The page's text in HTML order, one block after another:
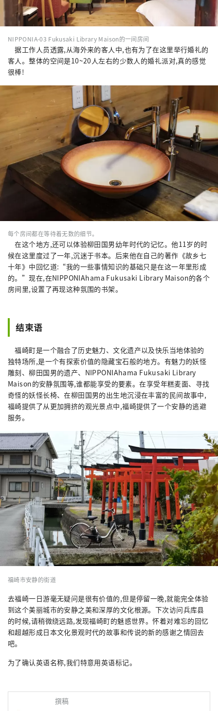
NIPPONIA-03 Fukusaki Library Maison的一间房间
据工作人员透露,从海外来的客人中,也有为了在这里举行婚礼的
客人。整体的空间是10~20人左右的少数人的婚礼派对,真的感觉
很棒!
每个房间都在等待着无数的细节。
在这个地方,还可以体验柳田国男幼年时代的记忆。他11岁的时
候在这里度过了一年,沉迷于书本。后来他在自己的著作《故乡七
十年》中回忆道:“我的一些事情知识的基础只是在这一年里形成
的。”现在,在NIPPONIAhama Fukusaki Library Maison的各个
房间里,设置了再现这种氛围的书架。
结束语
福崎町是一个融合了历史魅力、文化遗产以及快乐当地体验的
独特场所,是一个有探索价值的隐藏宝石般的地方。有魅力的妖怪
雕刻、柳田国男的遗产、NIPPONIAhama Fukusaki Library
Maison的安静氛围等,谁都能享受的要素。在享受年糕麦面、寻找
奇怪的妖怪长椅、在柳田国男的出生地沉浸在丰富的民间故事中,
福崎提供了从更加拥挤的观光景点中,福崎提供了一个安静的逃避
服务。
福崎市安静的街道
去福崎一日游毫无疑问是很有价值的,但是停留一晚,就能完全体验
到这个美丽城市的安静之美和深厚的文化根源。下次访问兵库县
的时候,请稍微绕远路,发现福崎町的魅惑世界。怀着对难忘的回忆
和超越形成日本文化景观时代的故事和传说的新的感谢之情回去
吧。
为了确认英语名称,我们特意用英语标记。
撰稿